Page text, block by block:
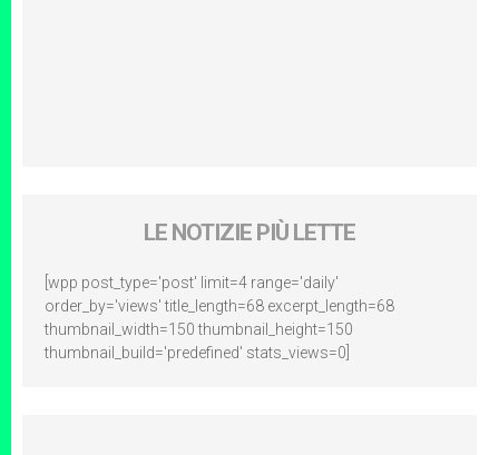
LE NOTIZIE PIÙ LETTE
[wpp post_type='post' limit=4 range='daily'
order_by='views' title_length=68 excerpt_length=68
thumbnail_width=150 thumbnail_height=150
thumbnail_build='predefined' stats_views=0]